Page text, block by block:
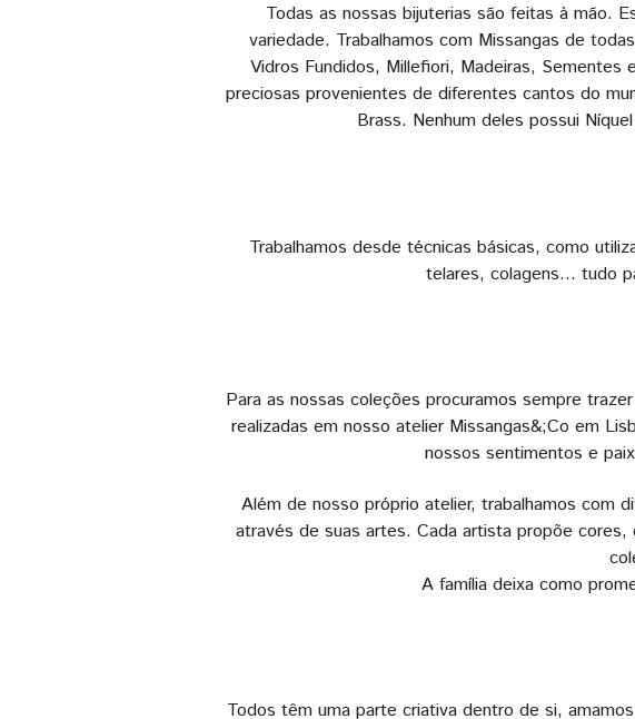
Todas as nossas bijuterias são feitas à mão.
variedade. Trabalhamos com Missangas de
Vidros Fundidos, Millefiori, Madeiras,
preciosas provenientes de diferentes cantos do
Brass. Nenhum deles possui
Trabalhamos desde técnicas básicas, como
telares, colagens… tudo
Para as nossas coleções procuramos sempre
realizadas em nosso atelier Missangas&;Co em
nossos sentimentos e
Além de nosso próprio atelier, trabalhamos com
através de suas artes. Cada artista propõe
A família deixa como
Todos têm uma parte criativa dentro de si,